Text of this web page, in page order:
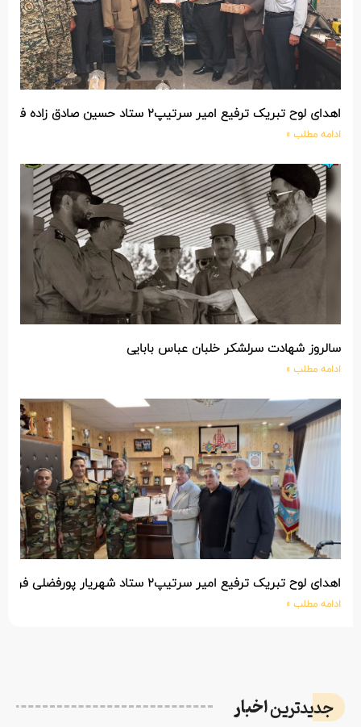
اهدای لوح تبریک ترفیع امیر سرتیپ۲ ستاد حسین صادق زاده فرمانده تیپ ۲۵ واکنش سریع شهید آبگون نزاجا مستقر در تبریز
ادامه مطلب »
سالروز شهادت سرلشکر خلبان عباس بابایی
ادامه مطلب »
اهدای لوح تبریک ترفیع امیر سرتیپ۲ ستاد شهریار پورفضلی فرمانده تیپ ۳۶۴ شهید نصیرزاده نزاجا مستقر در مهاباد
ادامه مطلب »
جدیدتریناخبار